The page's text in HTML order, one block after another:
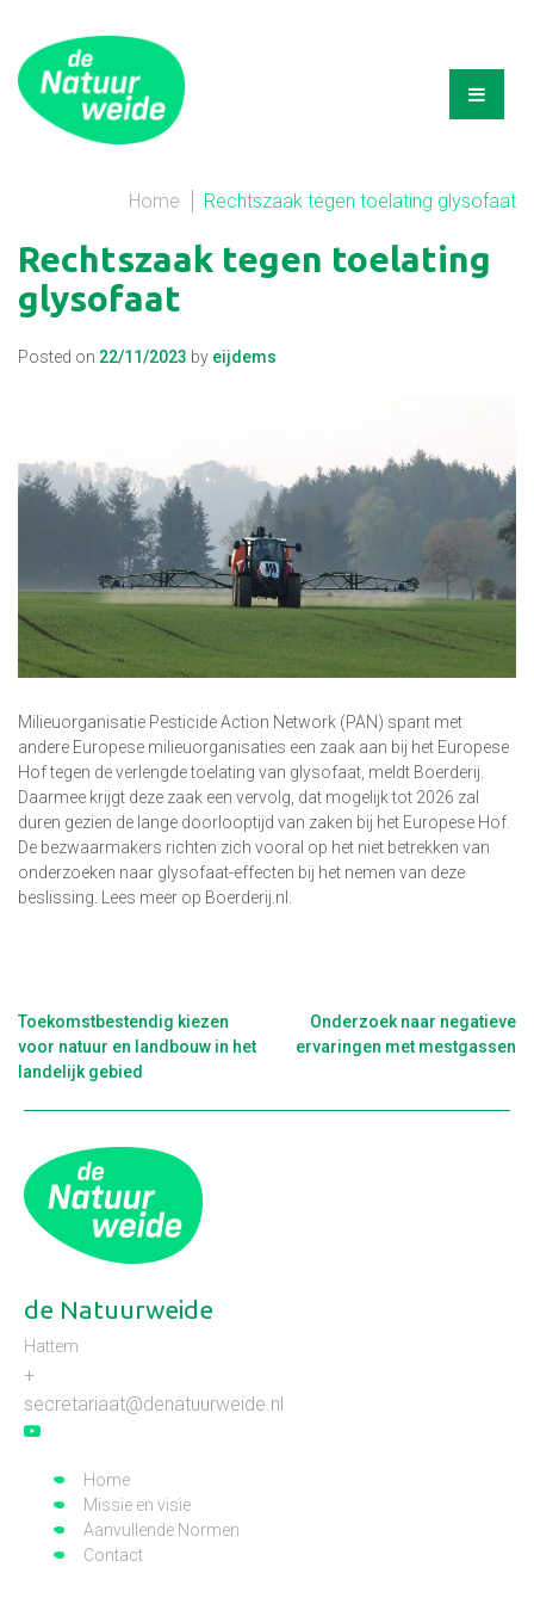
Home Rechtszaak tegen toelating glysofaat
Rechtszaak tegen toelating
glysofaat
Posted on 22/11/2023 by eijdems
Milieuorganisatie Pesticide Action Network (PAN) spant met
andere Europese milieuorganisaties een zaak aan bij het Europese
Hof tegen de verlengde toelating van glysofaat, meldt Boerderij.
Daarmee krijgt deze zaak een vervolg, dat mogelijk tot 2026 zal
duren gezien de lange doorlooptijd van zaken bij het Europese Hof.
De bezwaarmakers richten zich vooral op het niet betrekken van
onderzoeken naar glysofaat-effecten bij het nemen van deze
beslissing. Lees meer op Boerderij.nl.
Berichtnavigatie
Toekomstbestendig kiezen
voor natuur en landbouw in het
landelijk gebied
Onderzoek naar negatieve
ervaringen met mestgassen
de Natuurweide
Hattem
+
secretariaat@denatuurweide.nl
Home
Missie en visie
Aanvullende Normen
Contact